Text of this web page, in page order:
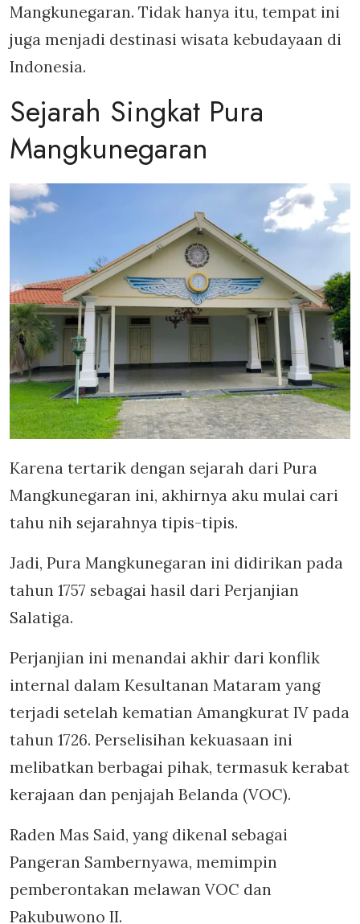
Mangkunegaran. Tidak hanya itu, tempat ini
juga menjadi destinasi wisata kebudayaan di
Indonesia.
Sejarah Singkat Pura
Mangkunegaran
Karena tertarik dengan sejarah dari Pura
Mangkunegaran ini, akhirnya aku mulai cari
tahu nih sejarahnya tipis-tipis.
Jadi, Pura Mangkunegaran ini didirikan pada
tahun 1757 sebagai hasil dari Perjanjian
Salatiga.
Perjanjian ini menandai akhir dari konflik
internal dalam Kesultanan Mataram yang
terjadi setelah kematian Amangkurat IV pada
tahun 1726. Perselisihan kekuasaan ini
melibatkan berbagai pihak, termasuk kerabat
kerajaan dan penjajah Belanda (VOC).
Raden Mas Said, yang dikenal sebagai
Pangeran Sambernyawa, memimpin
pemberontakan melawan VOC dan
Pakubuwono II.